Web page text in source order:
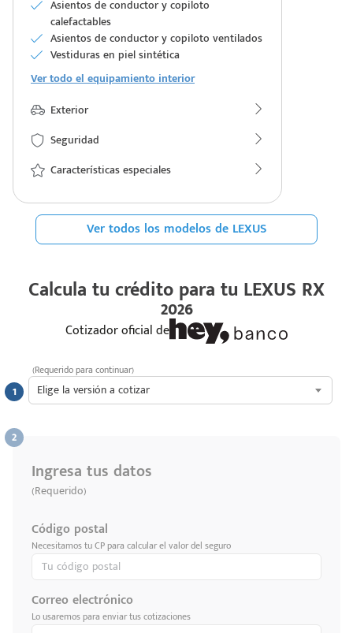
Asientos de conductor y copiloto
calefactables
Asientos de conductor y copiloto ventilados
Vestiduras en piel sintética
Ver todo el equipamiento interior
Exterior
Seguridad
Características especiales
Ver todos los modelos de LEXUS
Calcula tu crédito para tu LEXUS RX
2026
Cotizador oficial de
Elige la versión a cotizar
(Requerido para continuar)
Ingresa tus datos
(Requerido)
Código postal
Necesitamos tu CP para calcular el valor del seguro
Correo electrónico
Lo usaremos para enviar tus cotizaciones